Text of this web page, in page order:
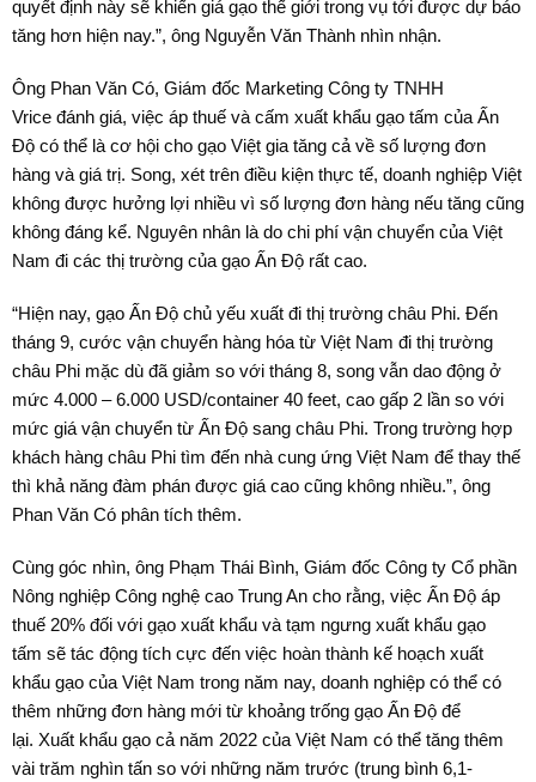
quyết định này sẽ khiến giá gạo thế giới trong vụ tới được dự báo
tăng hơn hiện nay.”, ông Nguyễn Văn Thành nhìn nhận.
Ông Phan Văn Có, Giám đốc Marketing Công ty TNHH
Vrice đánh giá, việc áp thuế và cấm xuất khẩu gạo tấm của Ấn
Độ có thể là cơ hội cho gạo Việt gia tăng cả về số lượng đơn
hàng và giá trị. Song, xét trên điều kiện thực tế, doanh nghiệp Việt
không được hưởng lợi nhiều vì số lượng đơn hàng nếu tăng cũng
không đáng kể. Nguyên nhân là do chi phí vận chuyển của Việt
Nam đi các thị trường của gạo Ấn Độ rất cao.
“Hiện nay, gạo Ấn Độ chủ yếu xuất đi thị trường châu Phi. Đến
tháng 9, cước vận chuyển hàng hóa từ Việt Nam đi thị trường
châu Phi mặc dù đã giảm so với tháng 8, song vẫn dao động ở
mức 4.000 – 6.000 USD/container 40 feet, cao gấp 2 lần so với
mức giá vận chuyển từ Ấn Độ sang châu Phi. Trong trường hợp
khách hàng châu Phi tìm đến nhà cung ứng Việt Nam để thay thế
thì khả năng đàm phán được giá cao cũng không nhiều.”, ông
Phan Văn Có phân tích thêm.
Cùng góc nhìn, ông Phạm Thái Bình, Giám đốc Công ty Cổ phần
Nông nghiệp Công nghệ cao Trung An cho rằng, việc Ấn Độ áp
thuế 20% đối với gạo xuất khẩu và tạm ngưng xuất khẩu gạo
tấm sẽ tác động tích cực đến việc hoàn thành kế hoạch xuất
khẩu gạo của Việt Nam trong năm nay, doanh nghiệp có thể có
thêm những đơn hàng mới từ khoảng trống gạo Ấn Độ để
lại. Xuất khẩu gạo cả năm 2022 của Việt Nam có thể tăng thêm
vài trăm nghìn tấn so với những năm trước (trung bình 6,1-